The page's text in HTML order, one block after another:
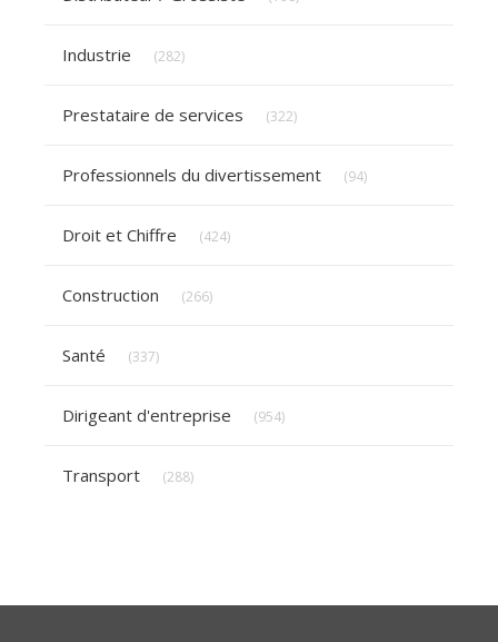
Industrie (282)
Prestataire de services (322)
Professionnels du divertissement (94)
Droit et Chiffre (424)
Construction (266)
Santé (337)
Dirigeant d'entreprise (954)
Transport (288)